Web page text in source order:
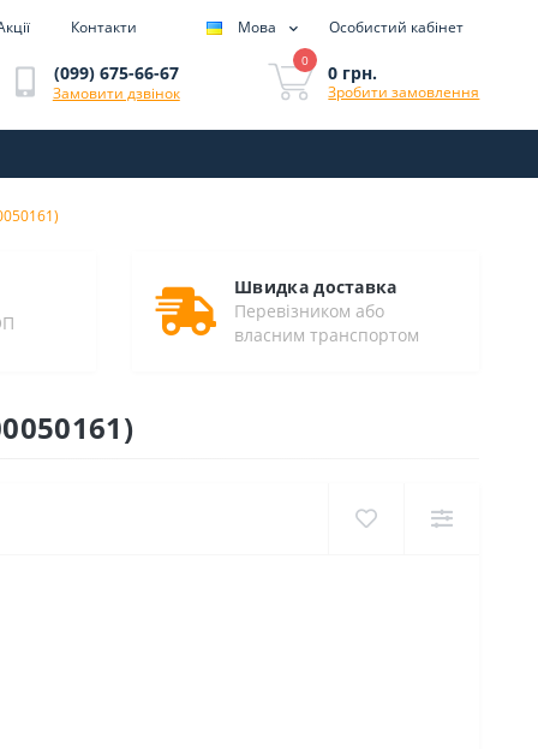
Контакти Мова Особистий кабінет
(099) 675-66-67
Замовити дзвінок
0
0 грн.
Зробити замовлення
Швидка доставка
Перевізником або
власним транспортом